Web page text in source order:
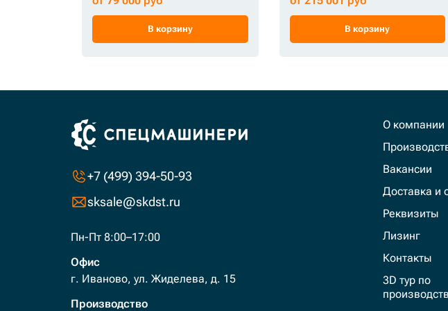
В корзину В корзину
+7 (499) 394-50-93
sksale@skdst.ru
Пн-Пт 8:00–17:00
Офис
г. Иваново, ул. Жиделева, д. 15
Производство
О компании
Вакансии
Доставка и
Реквизиты
Лизинг
Контакты
3D тур по